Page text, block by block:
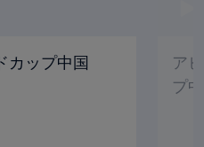
カップ中国
ア
プ